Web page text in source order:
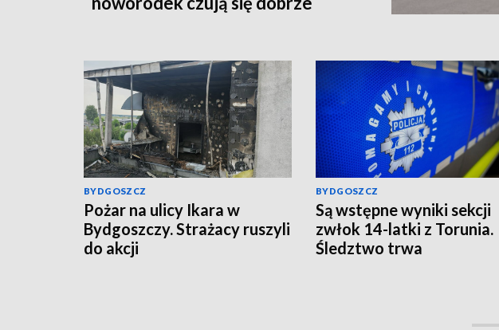
BYDGOSZCZ
Pożar na ulicy Ikara w
Bydgoszczy. Strażacy ruszyli
do akcji
BYDGOSZCZ
Są wstępne wyniki sekcji
zwłok 14-latki z Torunia.
Śledztwo trwa